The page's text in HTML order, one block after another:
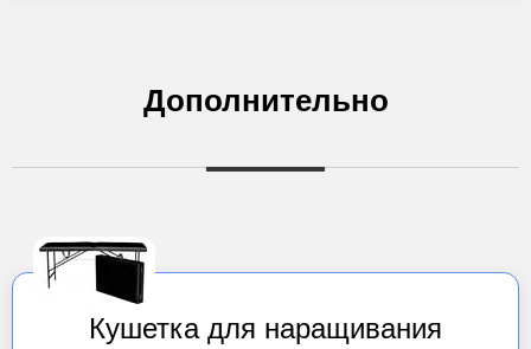
Дополнительно
Кушетка для наращивания